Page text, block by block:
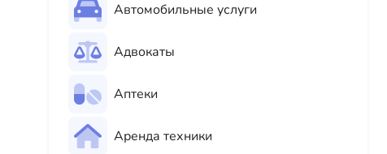
Автомобильные услуги
Адвокаты
Аптеки
Аренда техники